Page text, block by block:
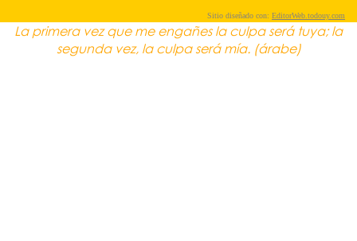
Sitio diseñado con: EditorWeb.todouy.com
La primera vez que me engañes la culpa será tuya; la
segunda vez, la culpa será mía. (árabe)